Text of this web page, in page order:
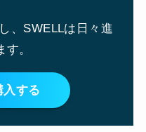
、SWELLは日々進
。
する